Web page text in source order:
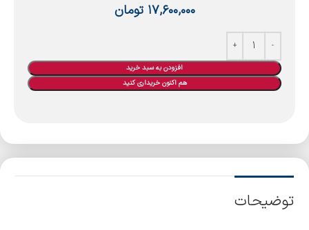
۱۷,۶۰۰,۰۰۰ تومان
افزودن به سبد خرید
هم اکنون خریداری کنید
توضیحات